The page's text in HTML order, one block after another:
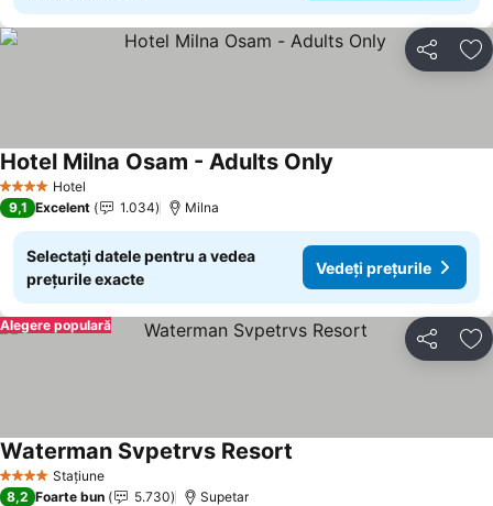
Distribuiți
4 Stele Hotel
Hotel Milna Osam - Adults Only
9,1 Excelent 1.034 Milna
Selectați datele pentru a vedea
prețurile exacte
Vedeți prețurile
Distribuiți
Alegere populară
4 Stele Stațiune
Waterman Svpetrvs Resort
8,2 Foarte bun 5.730 Supetar